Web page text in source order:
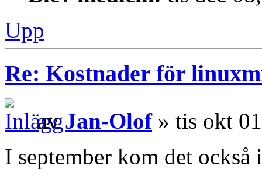
Upp
Re: Kostnader för
avJan-Olof» tis okt
I september kom det